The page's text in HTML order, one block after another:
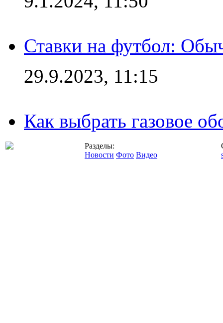
Ставки на футбол:
29.9.2023, 11:15
Как выбрать газовое
Разделы:
Новости Фото Видео